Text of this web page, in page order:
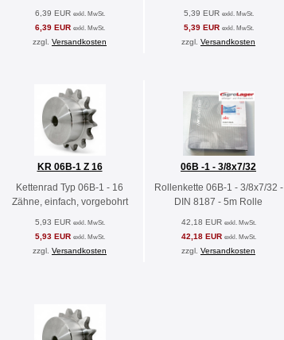
6,39 EUR exkl. MwSt.
6,39 EUR exkl. MwSt.
zzgl. Versandkosten
5,39 EUR exkl. MwSt.
5,39 EUR exkl. MwSt.
zzgl. Versandkosten
KR 06B-1 Z 16
Kettenrad Typ 06B-1 - 16
Zähne, einfach, vorgebohrt
5,93 EUR exkl. MwSt.
5,93 EUR exkl. MwSt.
zzgl. Versandkosten
06B -1 - 3/8x7/32
Rollenkette 06B-1 - 3/8x7/32 -
DIN 8187 - 5m Rolle
42,18 EUR exkl. MwSt.
42,18 EUR exkl. MwSt.
zzgl. Versandkosten